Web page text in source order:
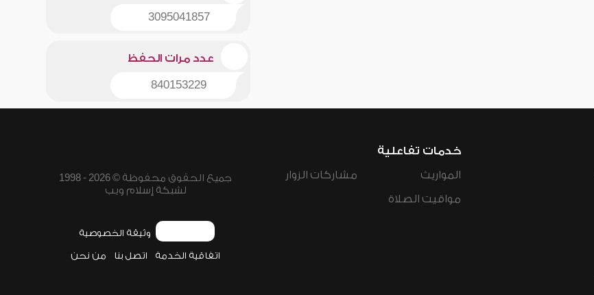
3095041857
عدد مرات الحفظ
840153229
خدمات تفاعلية
المواريث
مواقيت الصلاة
مشاركات الزوار
جميع الحقوق محفوظة © 2026 - 1998
لشبكة إسلام ويب
وثيقة الخصوصية
اتفاقية الخدمة اتصل بنا من نحن